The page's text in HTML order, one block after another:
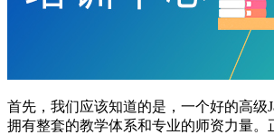
首先，我们应该知道的是，一个好的高级
拥有整套的教学体系和专业的师资力量。